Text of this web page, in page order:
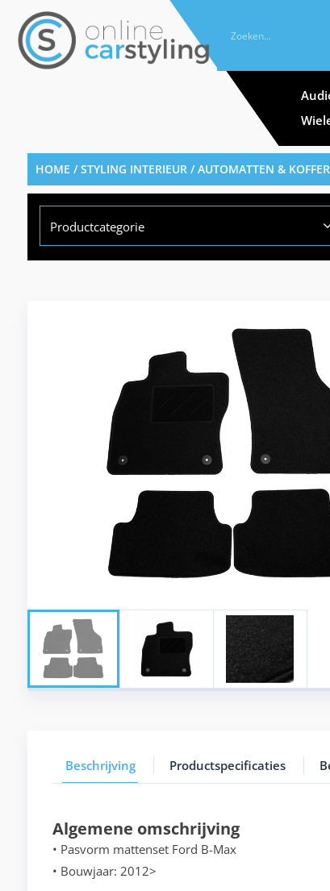
HOME /STYLING INTERIEUR/AUTOMATTEN &
Productcategorie
Beschrijving Productspecificaties
Algemene omschrijving
• Pasvorm mattenset Ford B-Max
• Bouwjaar: 2012>